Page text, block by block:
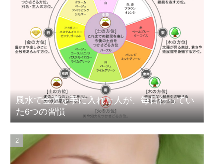
風水で金運を手に入れた人が、毎日行ってい
た6つの習慣